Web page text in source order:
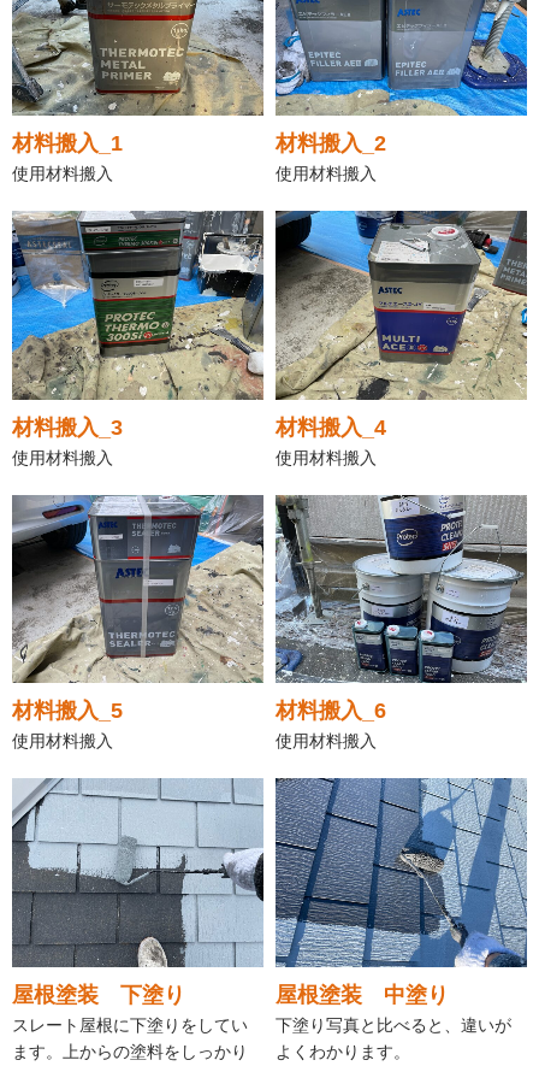
材料搬入_1
使用材料搬入
材料搬入_2
使用材料搬入
材料搬入_3
使用材料搬入
材料搬入_4
使用材料搬入
材料搬入_5
使用材料搬入
材料搬入_6
使用材料搬入
屋根塗装 下塗り
スレート屋根に下塗りをしてい
ます。上からの塗料をしっかり
屋根塗装 中塗り
下塗り写真と比べると、違いが
よくわかります。